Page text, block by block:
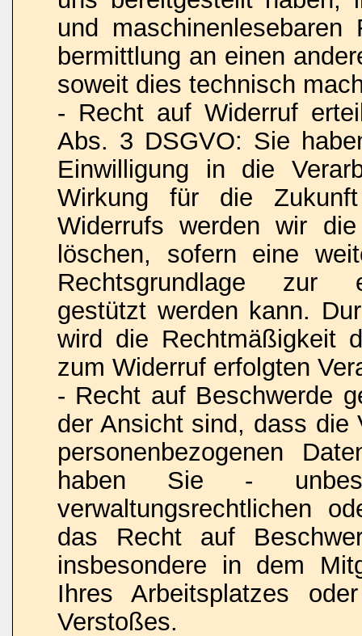
und
bermittlung an einen
soweit dies technisch
- Recht auf Widerruf
Abs. 3 DSGVO: Sie
Einwilligung in die
Wirkung für die
Widerrufs werden wir
löschen, sofern eine
Rechtsgrundlage zur
gestützt werden kann.
wird die Rechtmäßigkeit
zum Widerruf erfolgten
- Recht auf Beschwerde
der Ansicht sind, dass die
personenbezogenen
haben Sie -
verwaltungsrechtlichen
das Recht auf
insbesondere in dem
Ihres Arbeitsplatzes
Verstoßes.